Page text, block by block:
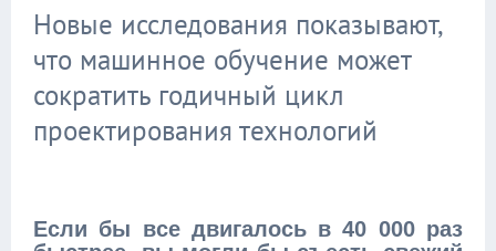
Новые исследования показывают,
что машинное обучение может
сократить годичный цикл
проектирования технологий
Если бы все двигалось в 40 000 раз